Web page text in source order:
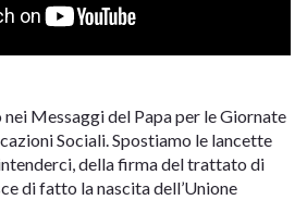
Messaggi del Papa per le Giornate
Sociali. Spostiamo le lancette
intenderci, della firma del trattato di
di fatto la nascita dell’Unione